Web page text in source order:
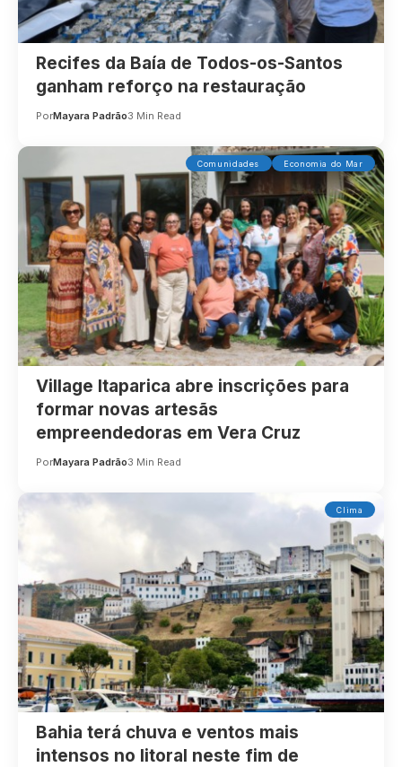
Recifes da Baía de Todos-os-Santos
ganham reforço na restauração
PorMayara Padrão3 Min Read
Comunidades Economia do Mar
Village Itaparica abre inscrições para
formar novas artesãs
empreendedoras em Vera Cruz
PorMayara Padrão3 Min Read
Clima
Bahia terá chuva e ventos mais
intensos no litoral neste fim de